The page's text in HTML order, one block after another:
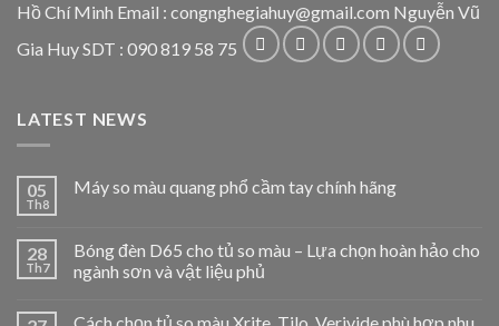
Hồ Chí Minh Email : congnghegiahuy@gmail.com Nguyễn Vũ
Gia Huy SDT : 090 819 58 75
LATEST NEWS
05
Th8
Máy so màu quang phổ cầm tay chính hãng
28
Th7
Bóng đèn D65 cho tủ so màu – Lựa chọn hoàn hảo cho
ngành sơn và vật liệu phủ